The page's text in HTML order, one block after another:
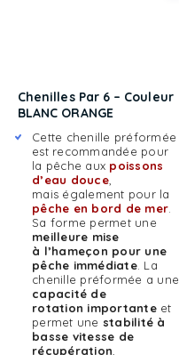
Chenilles Par 6 – Couleur
BLANC ORANGE
Cette chenille préformée
est recommandée pour
la pêche aux poissons
d’eau douce,
mais également pour la
pêche en bord de mer
Sa forme permet une
meilleure mise
à l’hameçon pour une
pêche immédiate. La
chenille préformée a une
capacité de
rotation importanteet
permet une stabilité à
basse vitesse de
récupération